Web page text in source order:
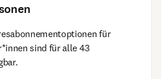
für
sind für alle 43